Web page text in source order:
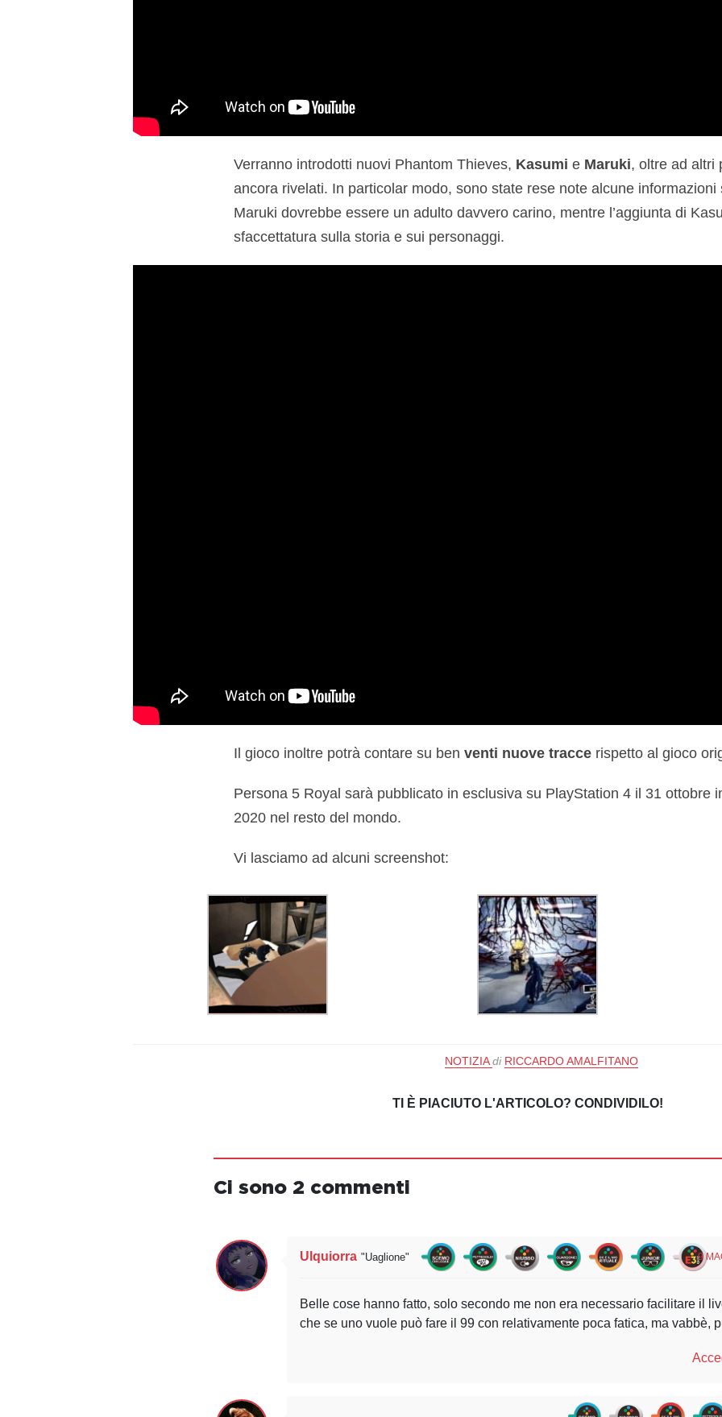
Verranno introdotti nuovi Phantom Thieves, Kasumi e Maruki, oltre ad altri
ancora rivelati. In particolar modo, sono state rese note alcune informazioni
Maruki dovrebbe essere un adulto davvero carino, mentre l’aggiunta di
sfaccettatura sulla storia e sui personaggi.
Il gioco inoltre potrà contare su ben venti nuove traccerispetto al gioco
Persona 5 Royal sarà pubblicato in esclusiva su PlayStation 4 il 31 ottobre
2020 nel resto del mondo.
Vi lasciamo ad alcuni screenshot:
NOTIZIA di RICCARDO AMALFITANO
TI È PIACIUTO L'ARTICOLO? CONDIVIDILO!
Ci sono 2 commenti
Ulquiorra "Uaglione" 9
Belle cose hanno fatto, solo secondo me non era necessario facilitare il
che se uno vuole può fare il 99 con relativamente poca fatica, ma vabbè,